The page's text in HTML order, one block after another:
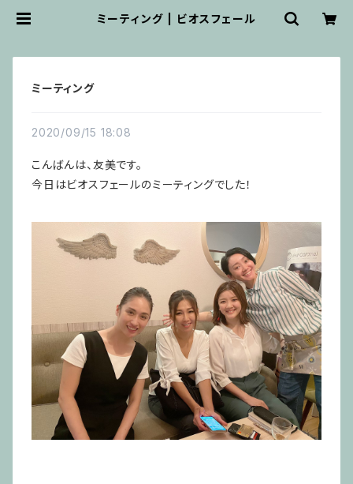
ミーティング | ビオスフェール
ミーティング
2020/09/15 18:08
こんばんは、友美です。
今日はビオスフェールのミーティングでした！